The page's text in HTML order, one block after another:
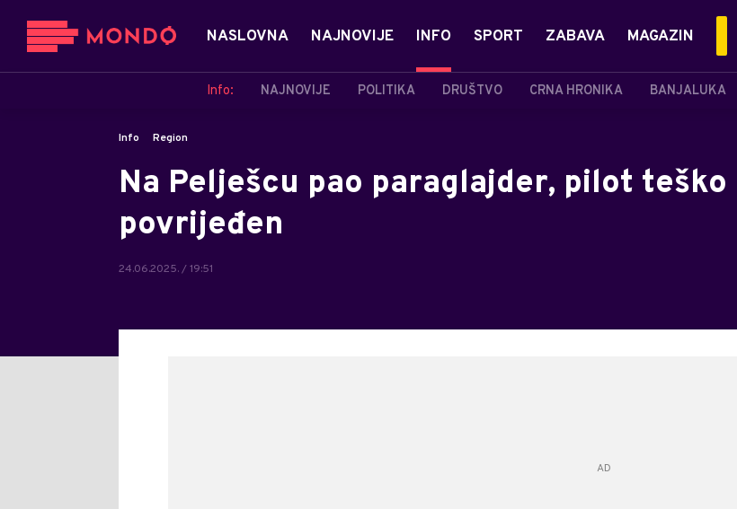
NASLOVNA NAJNOVIJE INFO
Info: NAJNOVIJE POLITIKA DRUŠTVO CRNA HRONIKA BANJALUKA
SPORT ZABAVA MAGAZIN
Info Region
Na Pelješcu pao paraglajder, pilot teško
povrijeđen
24.06.2025. / 19:51